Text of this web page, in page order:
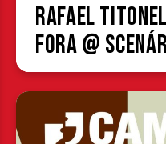
Rafael
Fora @